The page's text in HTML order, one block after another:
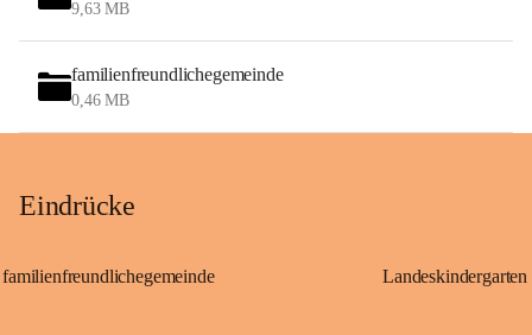
9,63 MB
familienfreundlichegemeinde
0,46 MB
Eindrücke
familienfreundlichegemeinde